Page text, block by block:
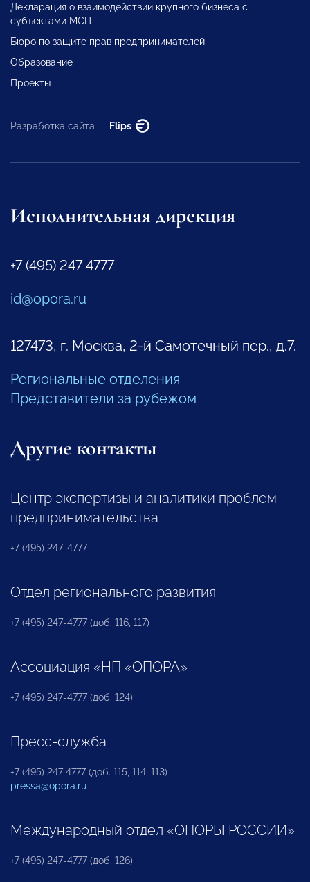
Декларация о взаимодействии крупного бизнеса с
субъектами МСП
Бюро по защите прав предпринимателей
Образование
Проекты
Разработка сайта — Flips
Исполнительная дирекция
+7 (495) 247 4777
id@opora.ru
127473, г. Москва, 2-й Самотечный пер., д.7.
Региональные отделения
Представители за рубежом
Другие контакты
Центр экспертизы и аналитики проблем
предпринимательства
+7 (495) 247-4777
Отдел регионального развития
+7 (495) 247-4777 (доб. 116, 117)
Ассоциация «НП «ОПОРА»
+7 (495) 247-4777 (доб. 124)
Пресс-служба
+7 (495) 247 4777 (доб. 115, 114, 113)
pressa@opora.ru
Международный отдел «ОПОРЫ РОССИИ»
+7 (495) 247-4777 (доб. 126)